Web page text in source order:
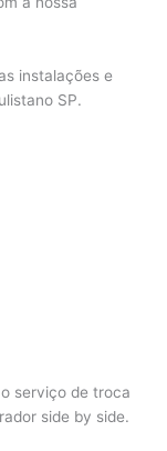
instalações e
SP.
serviço de troca
side by side.